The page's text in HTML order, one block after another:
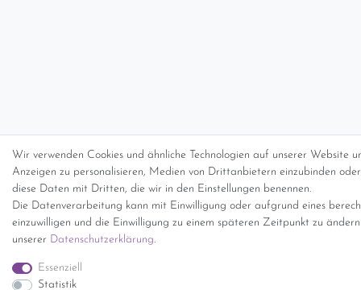
Wir verwenden Cookies und ähnliche Technologien auf unserer Website
Anzeigen zu personalisieren, Medien von Drittanbietern einzubinden
diese Daten mit Dritten, die wir in den Einstellungen benennen.
Die Datenverarbeitung kann mit Einwilligung oder aufgrund eines
einzuwilligen und die Einwilligung zu einem späteren Zeitpunkt zu
unserer Daten­schutz­erklärung.
Essenziell
Statistik